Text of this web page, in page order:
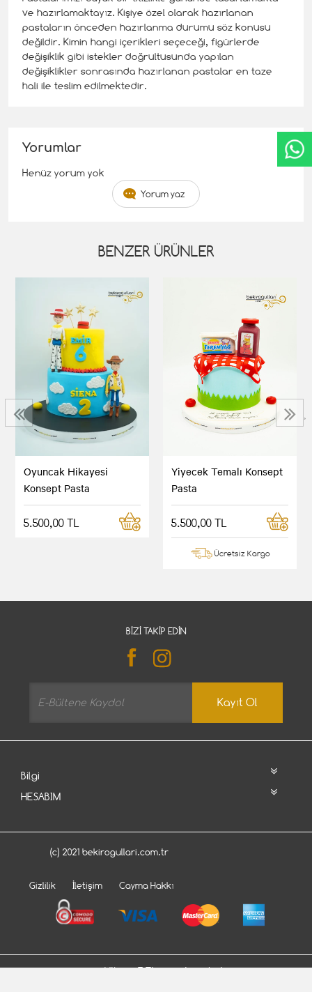
ve hazırlamaktayız. Kişiye özel olarak hazırlanan
pastaların önceden hazırlanma durumu söz konusu
değildir. Kimin hangi içerikleri seçeceği, figürlerde
değişiklik gibi istekler doğrultusunda yapılan
değişiklikler sonrasında hazırlanan pastalar en taze
hali ile teslim edilmektedir.
Yorumlar
Henüz yorum yok
Yorum yaz
BENZER ÜRÜNLER
Oyuncak Hikayesi
Konsept Pasta
5.500,00 TL
Yiyecek Temalı Konsept
Pasta
5.500,00 TL
Ücretsiz Kargo
›
BIZI TAKIP EDIN
Kayıt Ol
Bilgi
HESABIM
(c) 2021 bekirogullari.com.tr
Gizlilik İletişim Cayma Hakkı